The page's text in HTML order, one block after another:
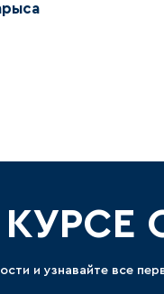
и узнавайте все